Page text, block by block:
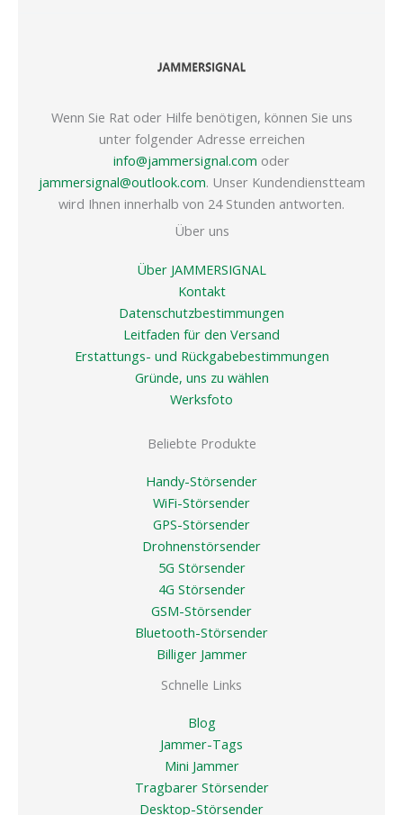
Wenn Sie Rat oder Hilfe benötigen, können Sie uns
unter folgender Adresse erreichen
info@jammersignal.com oder
jammersignal@outlook.com. Unser Kundendienstteam
wird Ihnen innerhalb von 24 Stunden antworten.
Über uns
Über JAMMERSIGNAL
Kontakt
Datenschutzbestimmungen
Leitfaden für den Versand
Erstattungs- und Rückgabebestimmungen
Gründe, uns zu wählen
Werksfoto
Beliebte Produkte
Handy-Störsender
WiFi-Störsender
GPS-Störsender
Drohnenstörsender
5G Störsender
4G Störsender
GSM-Störsender
Bluetooth-Störsender
Billiger Jammer
Schnelle Links
Blog
Jammer-Tags
Mini Jammer
Tragbarer Störsender
Desktop-Störsender